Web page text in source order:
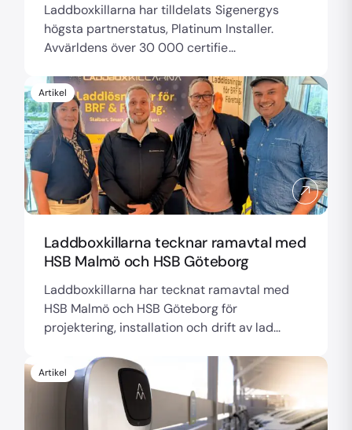
Laddboxkillarna har tilldelats Sigenergys
högsta partnerstatus, Platinum Installer.
Avvärldens över 30 000 certifie...
Artikel
Laddboxkillarna tecknar ramavtal med
HSB Malmö och HSB Göteborg
Laddboxkillarna har tecknat ramavtal med
HSB Malmö och HSB Göteborg för
projektering, installation och drift av lad...
Artikel